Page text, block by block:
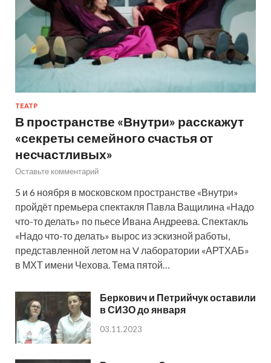
ТЕАТР
В пространстве «Внутри» расскажут
«секреты семейного счастья от
несчастливых»
Оставьте комментарий
5 и 6 ноября в московском пространстве «Внутри»
пройдёт премьера спектакля Павла Ващилина «Надо
что-то делать» по пьесе Ивана Андреева. Спектакль
«Надо что-то делать» вырос из эскизной работы,
представленной летом на V лаборатории «АРТХАБ»
в МХТ имени Чехова. Тема пятой…
Беркович и Петрийчук оставили
в СИЗО до января
03.11.2023